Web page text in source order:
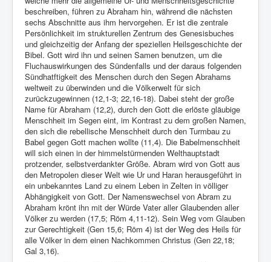
beschreiben, führen zu Abraham hin, während die nächsten
sechs Abschnitte aus ihm hervorgehen. Er ist die zentrale
Persönlichkeit im strukturellen Zentrum des Genesisbuches
und gleichzeitig der Anfang der speziellen Heilsgeschichte der
Bibel. Gott wird ihn und seinen Samen benutzen, um die
Fluchauswirkungen des Sündenfalls und der daraus folgenden
Sündhatftigkeit des Menschen durch den Segen Abrahams
weltweit zu überwinden und die Völkerwelt für sich
zurückzugewinnen (12,1-3; 22,16-18). Dabei steht der große
Name für Abraham (12,2), durch den Gott die erlöste gläubige
Menschheit im Segen eint, im Kontrast zu dem großen Namen,
den sich die rebellische Menschheit durch den Turmbau zu
Babel gegen Gott machen wollte (11,4). Die Babelmenschheit
will sich einen in der himmelstürmenden Welthauptstadt
protzender, selbstverdankter Größe. Abram wird von Gott aus
den Metropolen dieser Welt wie Ur und Haran herausgeführt in
ein unbekanntes Land zu einem Leben in Zelten in völliger
Abhängigkeit von Gott. Der Namenswechsel von Abram zu
Abraham krönt ihn mit der Würde Vater aller Glaubenden aller
Völker zu werden (17,5; Röm 4,11-12). Sein Weg vom Glauben
zur Gerechtigkeit (Gen 15,6; Röm 4) ist der Weg des Heils für
alle Völker in dem einen Nachkommen Christus (Gen 22,18;
Gal 3,16).